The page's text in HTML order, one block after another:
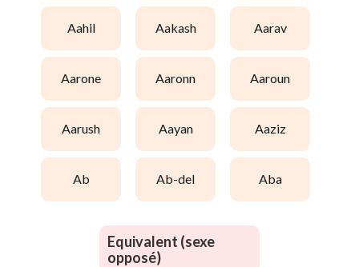
aahil aakash aarav
aarone aaronn aaroun
aarush aayan aaziz
ab ab-del aba
Equivalent (sexe
opposé)